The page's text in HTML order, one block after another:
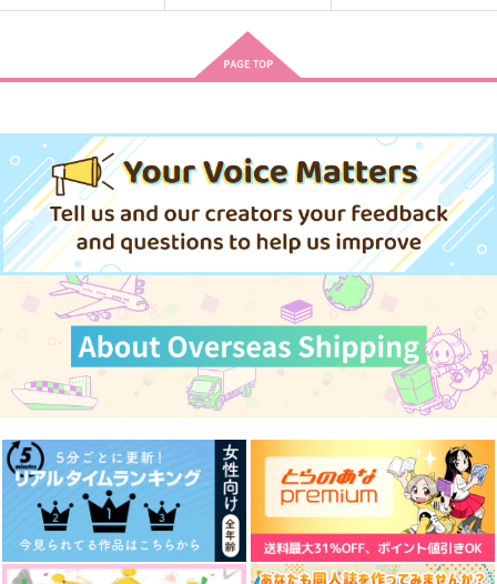
作品詳細 作品詳細 作品詳細
世界の終わりに宙をみ
787円（税込）
サンプル
作品詳細
キカフ
715円（税込）
カイン×オーエン
サンプル
作品詳細
一文にもならぬ課題
されど情けは人のため
にならず
束子
（税込）
摂津のきり丸
サンプル
作品詳細